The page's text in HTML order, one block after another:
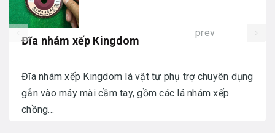
Đĩa nhám xếp Kingdom
Đĩa nhám xếp Kingdom là vật tư phụ trợ chuyên dụng
gắn vào máy mài cầm tay, gồm các lá nhám xếp
chồng...
prev